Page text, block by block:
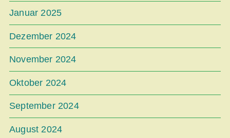
Januar 2025
Dezember 2024
November 2024
Oktober 2024
September 2024
August 2024